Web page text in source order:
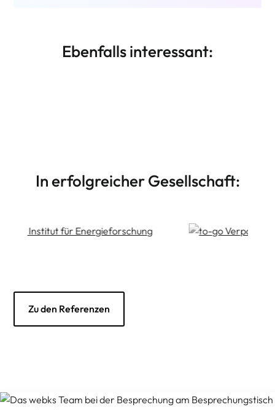
Ebenfalls interessant:
In erfolgreicher Gesellschaft:
Zu den Referenzen